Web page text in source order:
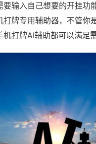
要输入自己想要的开挂功
打牌专用辅助器，不管你
机打牌AI辅助都可以满足需